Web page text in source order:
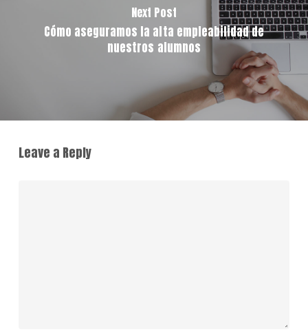
Next Post
Cómo aseguramos la alta empleabilidad de
nuestros alumnos
Leave a Reply